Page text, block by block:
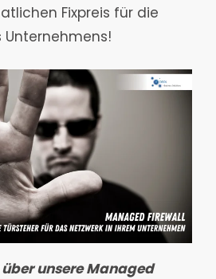
Fixpreis für die
Unternehmens!
unsere Managed